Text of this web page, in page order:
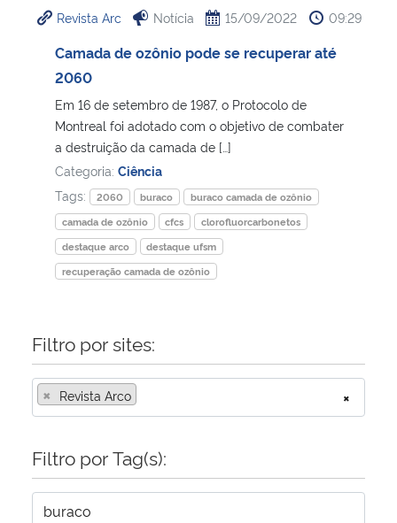
Ministério da Cidadania
Ministério de Minas e Energia
Ministério da Ciência, Tecnologia, Inovações e Comunicações
Ministério do Meio Ambiente
Ministério do Turismo
Controladoria-Geral da União
Ministério da Mulher, da Família e dos Direitos Humanos
Revista Arc Notícia 15/09/2022 09:29
Camada de ozônio pode se recuperar até
2060
Em 16 de setembro de 1987, o Protocolo de
Montreal foi adotado com o objetivo de combater
a destruição da camada de […]
Categoria: Ciência
Tags:
2060 buraco
buraco camada de ozônio
camada de ozônio
cfcs
clorofluorcarbonetos
destaque arco
destaque ufsm
recuperação camada de ozônio
Filtro por sites:
×
× Revista Arco
Filtro por Tag(s):